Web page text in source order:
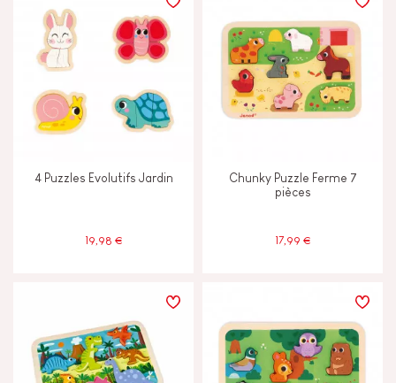
4 Puzzles Evolutifs Jardin
19,98 €
Chunky Puzzle Ferme 7
pièces
17,99 €